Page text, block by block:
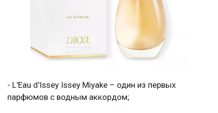
- L'Eau d'Issey Issey Miyake – один из первых
парфюмов с водным аккордом;